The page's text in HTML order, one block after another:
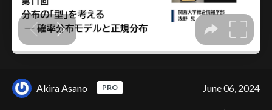
Akira Asano PRO June 06, 2024